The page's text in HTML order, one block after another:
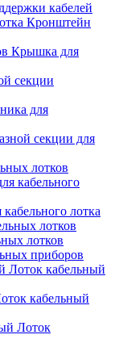
кабелей
Кронштейн
Крышка для
секции
для
секции для
лотков
лотка
лотков
приборов
Лоток кабельный
кабельный
Лоток